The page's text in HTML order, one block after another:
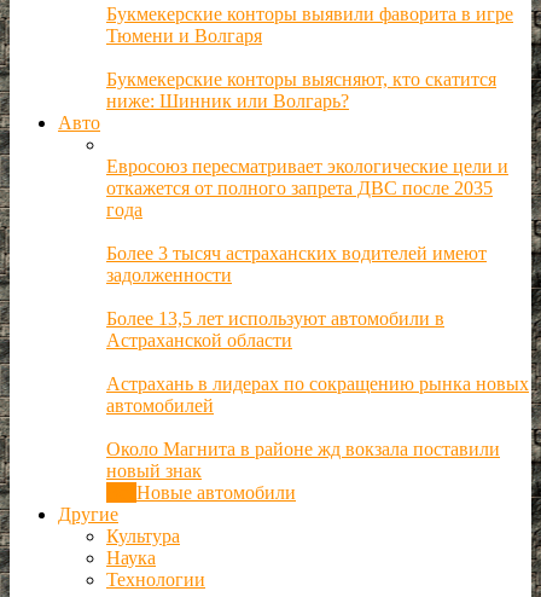
Букмекерские конторы выявили фаворита в игре
Тюмени и Волгаря
Букмекерские конторы выясняют, кто скатится
ниже: Шинник или Волгарь?
Авто
Евросоюз пересматривает экологические цели и
откажется от полного запрета ДВС после 2035
года
Более 3 тысяч астраханских водителей имеют
задолженности
Более 13,5 лет используют автомобили в
Астраханской области
Астрахань в лидерах по сокращению рынка новых
автомобилей
Около Магнита в районе жд вокзала поставили
новый знак
Новые автомобили
Другие
Культура
Наука
Технологии